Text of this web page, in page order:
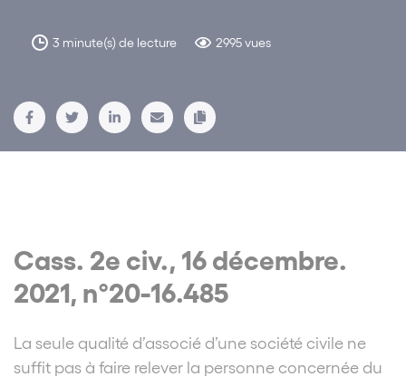
3 minute(s) de lecture 2995 vues
Cass. 2e civ., 16 décembre.
2021, n°20-16.485
La seule qualité d’associé d’une société civile ne
suffit pas à faire relever la personne concernée du